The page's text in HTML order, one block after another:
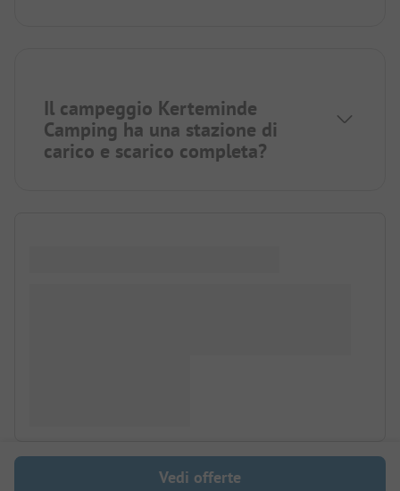
Il campeggio Kerteminde
Camping ha una stazione di
carico e scarico completa?
Vedi offerte